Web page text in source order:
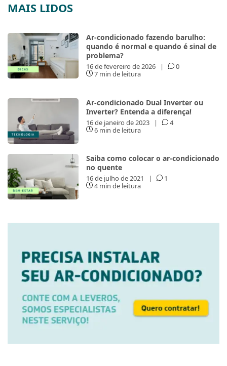
MAIS LIDOS
Ar-condicionado fazendo barulho:
quando é normal e quando é sinal de
problema?
16 de fevereiro de 2026 |
0
7 min de leitura
Ar-condicionado Dual Inverter ou
Inverter? Entenda a diferença!
16 de janeiro de 2023 |
4
6 min de leitura
Saiba como colocar o ar-condicionado
no quente
16 de julho de 2021 |
1
4 min de leitura